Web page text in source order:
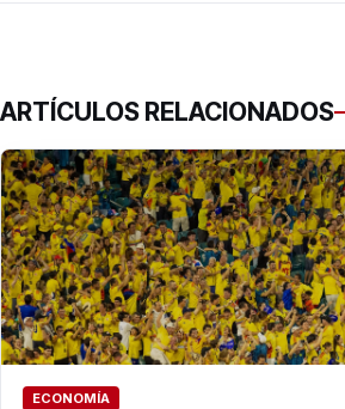
ARTÍCULOS RELACIONADOS
ECONOMÍA